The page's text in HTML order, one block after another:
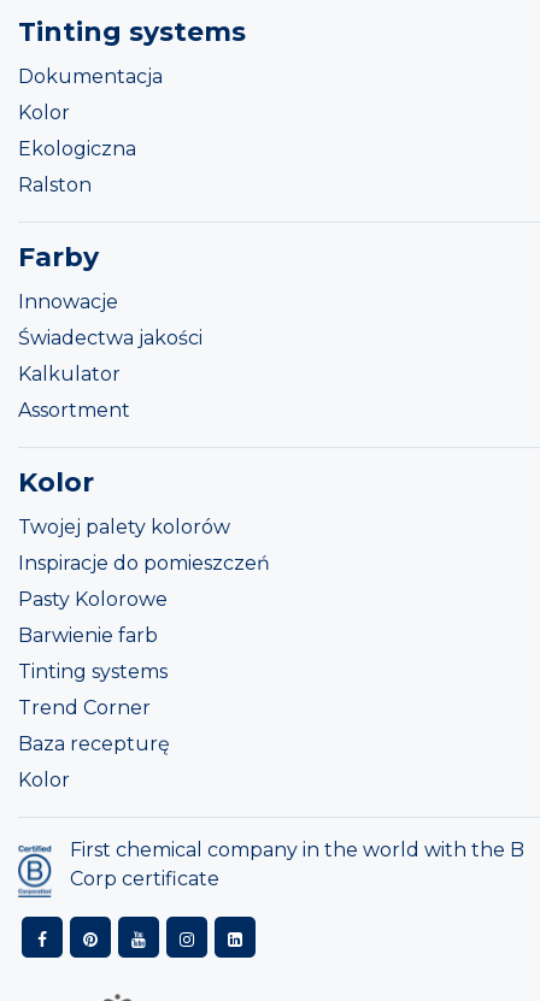
Tinting systems
Dokumentacja
Kolor
Ekologiczna
Ralston
Farby
Innowacje
Świadectwa jakości
Kalkulator
Assortment
Kolor
Twojej palety kolorów
Inspiracje do pomieszczeń
Pasty Kolorowe
Barwienie farb
Tinting systems
Trend Corner
Baza recepturę
Kolor
First chemical company in the world with the B
Corp certificate